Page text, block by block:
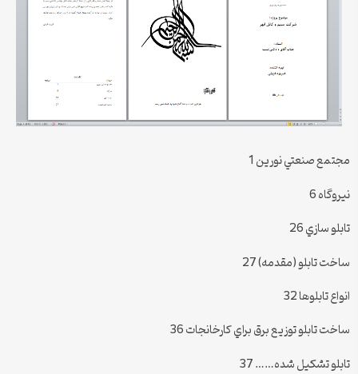
مجتمع صنعتي نورين 1
نيروگاه 6
تابلو سازي 26
ساخت تابلو (مقدمه) 27
انواع تابلوها 32
ساخت تابلو توزيع برق براي كارخانجات 36
تابلو تشكيل شده…… 37